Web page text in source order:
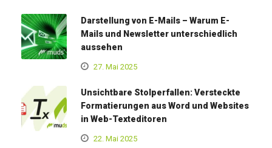
Darstellung von E-Mails – Warum E-
Mails und Newsletter unterschiedlich
aussehen
27. Mai 2025
Unsichtbare Stolperfallen: Versteckte
Formatierungen aus Word und Websites
in Web-Texteditoren
22. Mai 2025